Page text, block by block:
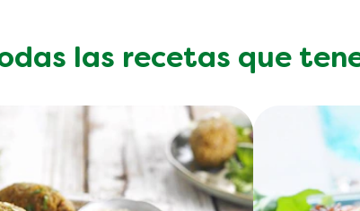
las recetas que